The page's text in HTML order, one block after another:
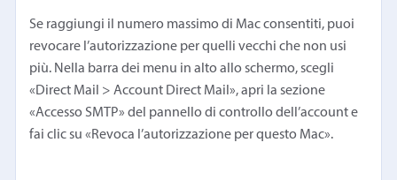
Se raggiungi il numero massimo di Mac consentiti, puoi
revocare l’autorizzazione per quelli vecchi che non usi
più. Nella barra dei menu in alto allo schermo, scegli
«Direct Mail > Account Direct Mail», apri la sezione
«Accesso SMTP» del pannello di controllo dell’account e
fai clic su «Revoca l’autorizzazione per questo Mac».